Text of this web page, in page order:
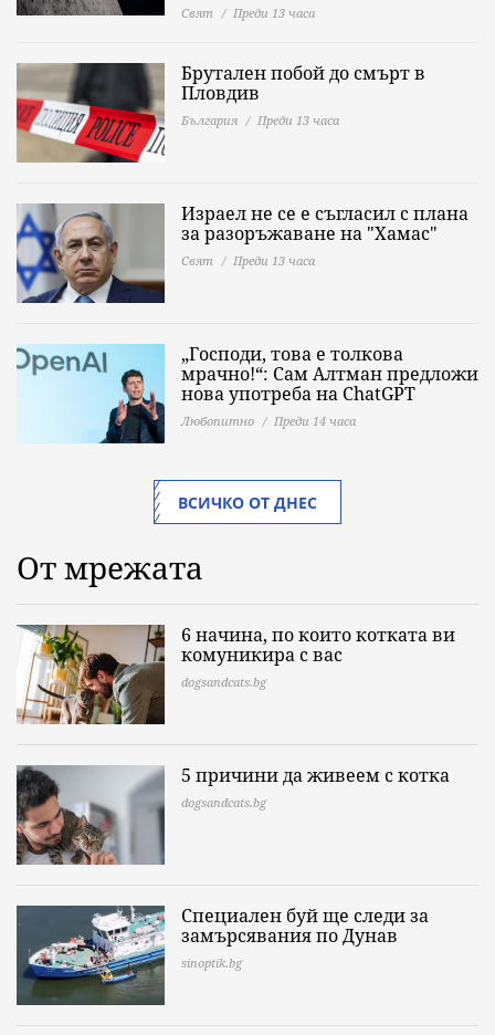
Свят Преди 13 часа
Брутален побой до смърт в
Пловдив
България Преди 13 часа
Израел не се е съгласил с плана
за разоръжаване на "Хамас"
Свят Преди 13 часа
„Господи, това е толкова
мрачно!“: Сам Алтман предложи
нова употреба на ChatGPT
Любопитно Преди 14 часа
ВСИЧКО ОТ ДНЕС
От мрежата
6 начина, по които котката ви
комуникира с вас
dogsandcats.bg
5 причини да живеем с котка
dogsandcats.bg
Специален буй ще следи за
замърсявания по Дунав
sinoptik.bg